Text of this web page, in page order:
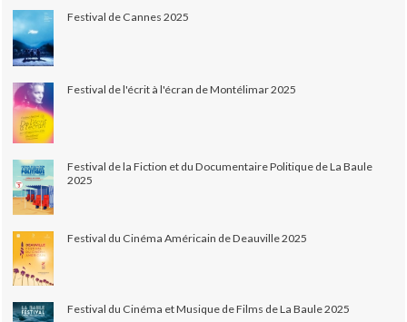
Festival de Cannes 2025
Festival de l'écrit à l'écran de Montélimar 2025
Festival de la Fiction et du Documentaire Politique de La Baule
2025
Festival du Cinéma Américain de Deauville 2025
Festival du Cinéma et Musique de Films de La Baule 2025